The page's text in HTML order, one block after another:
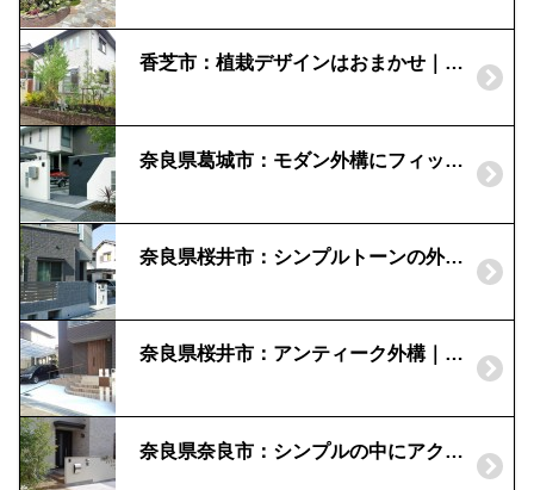
香芝市：植栽デザインはおまかせ｜株立ちのカツラ
奈良県葛城市：モダン外構にフィットするポスト｜ティンブクー
奈良県桜井市：シンプルトーンの外構｜白壁の門柱とステンカラーのフェンス
奈良県桜井市：アンティーク外構｜人工木材の門柱
奈良県奈良市：シンプルの中にアクセントを